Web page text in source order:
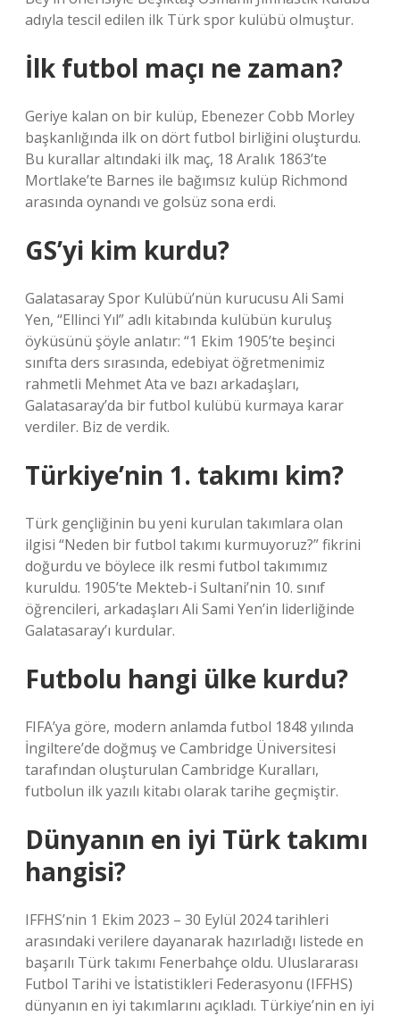
adıyla tescil edilen ilk Türk spor kulübü olmuştur.
İlk futbol maçı ne zaman?
Geriye kalan on bir kulüp, Ebenezer Cobb Morley
başkanlığında ilk on dört futbol birliğini oluşturdu.
Bu kurallar altındaki ilk maç, 18 Aralık 1863’te
Mortlake’te Barnes ile bağımsız kulüp Richmond
arasında oynandı ve golsüz sona erdi.
GS’yi kim kurdu?
Galatasaray Spor Kulübü’nün kurucusu Ali Sami
Yen, “Ellinci Yıl” adlı kitabında kulübün kuruluş
öyküsünü şöyle anlatır: “1 Ekim 1905’te beşinci
sınıfta ders sırasında, edebiyat öğretmenimiz
rahmetli Mehmet Ata ve bazı arkadaşları,
Galatasaray’da bir futbol kulübü kurmaya karar
verdiler. Biz de verdik.
Türkiye’nin 1. takımı kim?
Türk gençliğinin bu yeni kurulan takımlara olan
ilgisi “Neden bir futbol takımı kurmuyoruz?” fikrini
doğurdu ve böylece ilk resmi futbol takımımız
kuruldu. 1905’te Mekteb-i Sultani’nin 10. sınıf
öğrencileri, arkadaşları Ali Sami Yen’in liderliğinde
Galatasaray’ı kurdular.
Futbolu hangi ülke kurdu?
FIFA’ya göre, modern anlamda futbol 1848 yılında
İngiltere’de doğmuş ve Cambridge Üniversitesi
tarafından oluşturulan Cambridge Kuralları,
futbolun ilk yazılı kitabı olarak tarihe geçmiştir.
Dünyanın en iyi Türk takımı
hangisi?
IFFHS’nin 1 Ekim 2023 – 30 Eylül 2024 tarihleri ​​
arasındaki verilere dayanarak hazırladığı listede en
başarılı Türk takımı Fenerbahçe oldu. Uluslararası
Futbol Tarihi ve İstatistikleri Federasyonu (IFFHS)
dünyanın en iyi takımlarını açıkladı. Türkiye’nin en iyi